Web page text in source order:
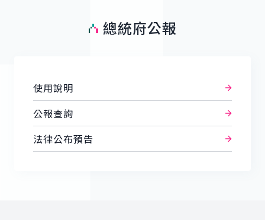
總統府公報
使用說明
公報查詢
法律公布預告